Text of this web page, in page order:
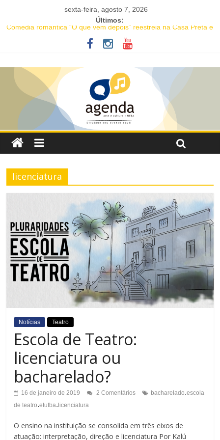
sexta-feira, agosto 7, 2026
Últimos:
Comédia romântica “O que vem depois” reestreia na Casa Preta e
convida público a viver as aventuras de um casal na terceira
musical inédita no Teatro Martim Gonçalves
JAM no MAM completa 27 anos com edição dedicada a Caetano
Veloso
Academia de Letras da Bahia marca presença na Flipelô 2026
Mesa “Valoração de práticas culturais” abre o Enecult 2026
licenciatura
Notícias Teatro
Escola de Teatro:
licenciatura ou
bacharelado?
16 de janeiro de 2019 2 Comentários bacharelado.escola
de teatro.etufba. licenciatura
O ensino na instituição se consolida em três eixos de
atuação: interpretação, direção e licenciatura Por Kalú